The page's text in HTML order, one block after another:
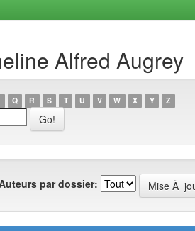
Alfred Augrey
Q R S T U V W X Y Z
par dossier: